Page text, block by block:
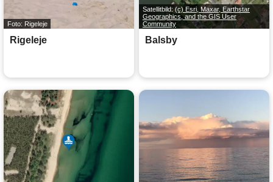
Foto: Rigeleje
Rigeleje
Satellitbild:(c) Esri, Maxar, Earthstar
Geographics, and the GIS User
Community
Balsby